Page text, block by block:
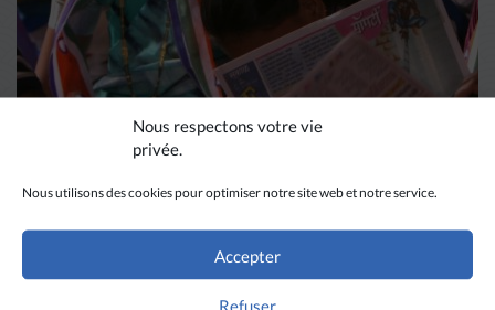
Nous respectons votre vie
privée.
Nous utilisons des cookies pour optimiser notre site web et notre service.
Accepter
Refuser
La revue de presse de la